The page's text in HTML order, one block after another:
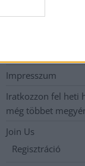
Etikai és
Hozzászólási és
Impresszum
Iratkozzon fel heti
még többet
Join Us
Regisztráció